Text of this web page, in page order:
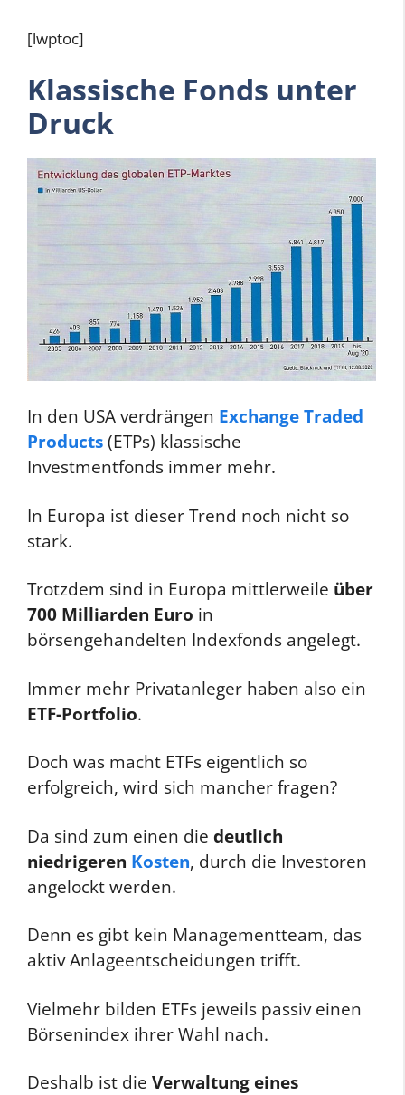
[lwptoc]
Klassische Fonds unter
Druck
In den USA verdrängen Exchange Traded
Products (ETPs) klassische
Investmentfonds immer mehr.
In Europa ist dieser Trend noch nicht so
stark.
Trotzdem sind in Europa mittlerweile über
700 Milliarden Euro in
börsengehandelten Indexfonds angelegt.
Immer mehr Privatanleger haben also ein
ETF-Portfolio.
Doch was macht ETFs eigentlich so
erfolgreich, wird sich mancher fragen?
Da sind zum einen die deutlich
niedrigeren Kosten, durch die Investoren
angelockt werden.
Denn es gibt kein Managementteam, das
aktiv Anlageentscheidungen trifft.
Vielmehr bilden ETFs jeweils passiv einen
Börsenindex ihrer Wahl nach.
Deshalb ist die Verwaltung eines